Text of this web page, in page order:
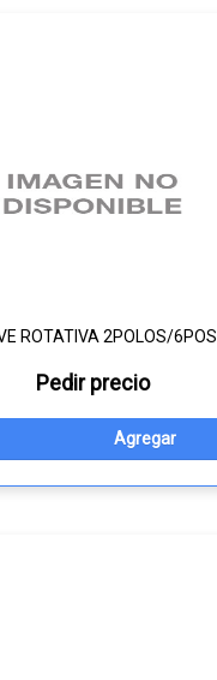
ROTATIVA 2POLOS/6POS
Pedir precio